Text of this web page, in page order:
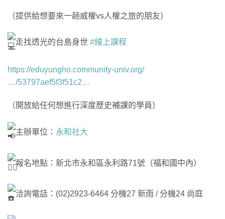
（提供給想要來一趟威權vs人權之旅的朋友）
走找透光的台島身世 #線上課程
https://eduyungho.community-univ.org/
…/53797aef5f3f51c2…
（開放給任何想進行深度歷史補課的學員）
主辦單位： 永和社大
報名地點：新北市永和區永利路71號（福和國中內）
洽詢電話：(02)2923-6464 分機27 新雨 / 分機24 尚庭